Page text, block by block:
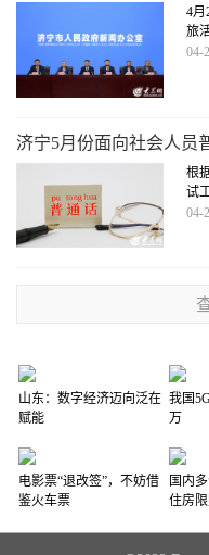
4月
旅
从
04-
济宁5月份面向社会人员
根
试
人
04-
山东：数字经济迈向泛在
赋能
我国
万
电影票“退改签”，不妨借
鉴火车票
国内
住房